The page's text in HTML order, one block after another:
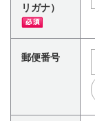
リガナ）
郵便番号